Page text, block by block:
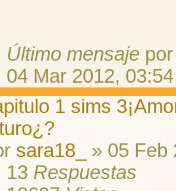
Último mensaje
04 Mar 2012, 03:54
1 sims
sara18_
» 05 Feb
13 Respuestas